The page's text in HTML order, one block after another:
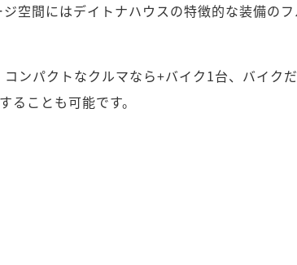
空間にはデイトナハウスの特徴的な装備の
ンパクトなクルマなら+バイク1台、バイク
ことも可能です。